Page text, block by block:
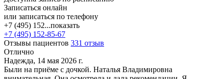
Записаться онлайн
или записаться по телефону
+7 (495) 152...показать
+7 (495) 152-85-67
Отзывы пациентов 331 отзыв
Отлично
Надежда, 14 мая 2026 г.
Были на приёме с дочкой. Наталья Владимировна